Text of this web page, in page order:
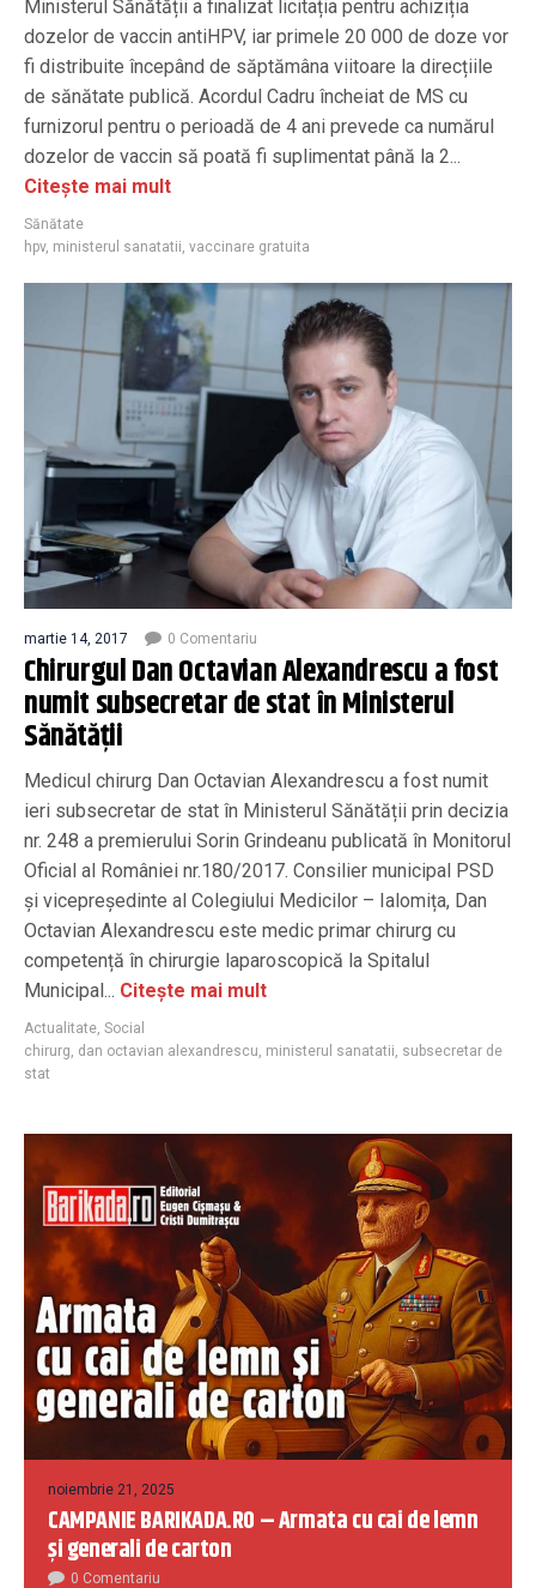
Ministerul Sănătății a finalizat licitația pentru achiziția
dozelor de vaccin antiHPV, iar primele 20 000 de doze vor
fi distribuite începând de săptămâna viitoare la direcțiile
de sănătate publică. Acordul Cadru încheiat de MS cu
furnizorul pentru o perioadă de 4 ani prevede ca numărul
dozelor de vaccin să poată fi suplimentat până la 2...
Citește mai mult
Sănătate
hpv, ministerul sanatatii, vaccinare gratuita
martie 14, 2017 0 Comentariu
Chirurgul Dan Octavian Alexandrescu a fost
numit subsecretar de stat în Ministerul
Sănătății
Medicul chirurg Dan Octavian Alexandrescu a fost numit
ieri subsecretar de stat în Ministerul Sănătății prin decizia
nr. 248 a premierului Sorin Grindeanu publicată în Monitorul
Oficial al României nr.180/2017. Consilier municipal PSD
și vicepreședinte al Colegiului Medicilor – Ialomița, Dan
Octavian Alexandrescu este medic primar chirurg cu
competență în chirurgie laparoscopică la Spitalul
Municipal... Citește mai mult
Actualitate, Social
chirurg, dan octavian alexandrescu, ministerul sanatatii, subsecretar de
stat
noiembrie 21, 2025
CAMPANIE BARIKADA.RO – Armata cu cai de lemn
și generali de carton
0 Comentariu